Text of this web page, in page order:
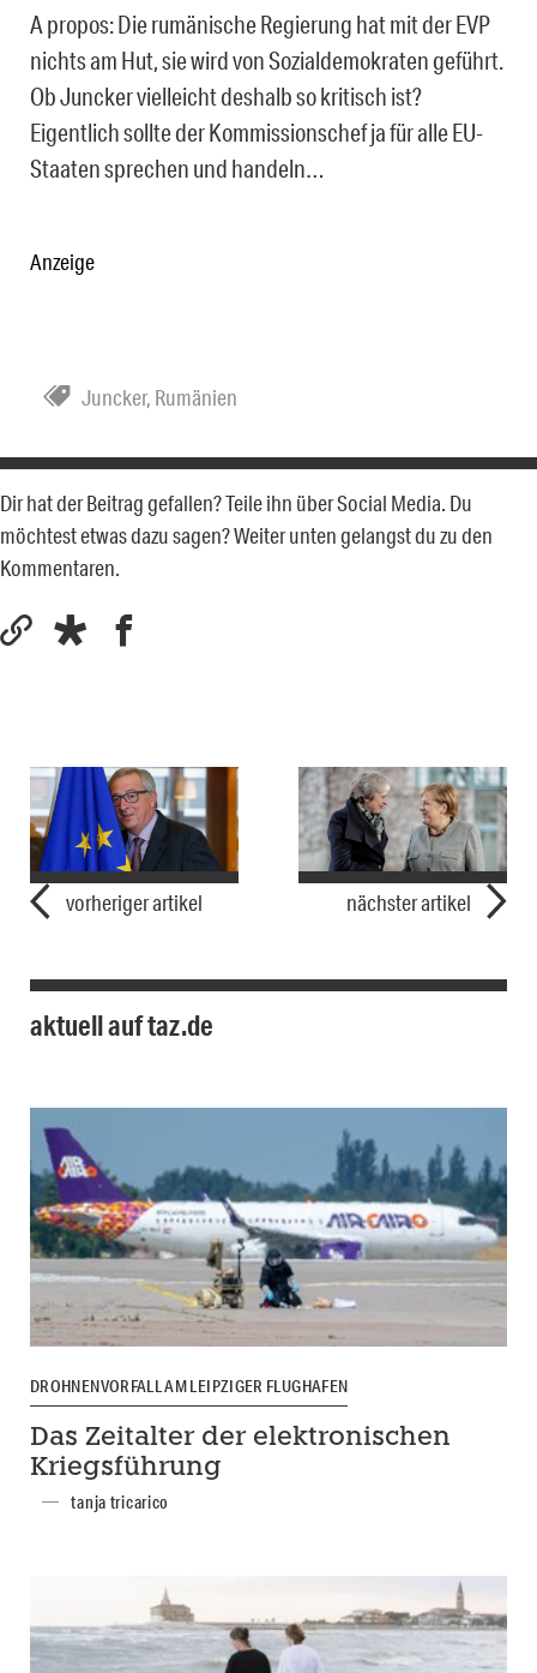
A propos: Die rumänische Regierung hat mit der EVP
nichts am Hut, sie wird von Sozialdemokraten geführt.
Ob Juncker vielleicht deshalb so kritisch ist?
Eigentlich sollte der Kommissionschef ja für alle EU-
Staaten sprechen und handeln…
Anzeige
Juncker, Rumänien
Dir hat der Beitrag gefallen? Teile ihn über Social Media. Du
möchtest etwas dazu sagen? Weiter unten gelangst du zu den
Kommentaren.
vorheriger artikel nächster artikel
aktuell auf taz.de
DROHNENVORFALL AM LEIPZIGER FLUGHAFEN
Das Zeitalter der elektronischen
Kriegsführung
tanja tricarico